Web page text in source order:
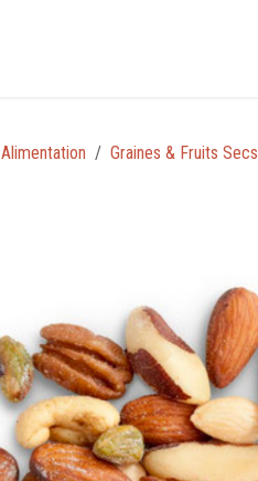
Alimentation Graines & Fruits Secs